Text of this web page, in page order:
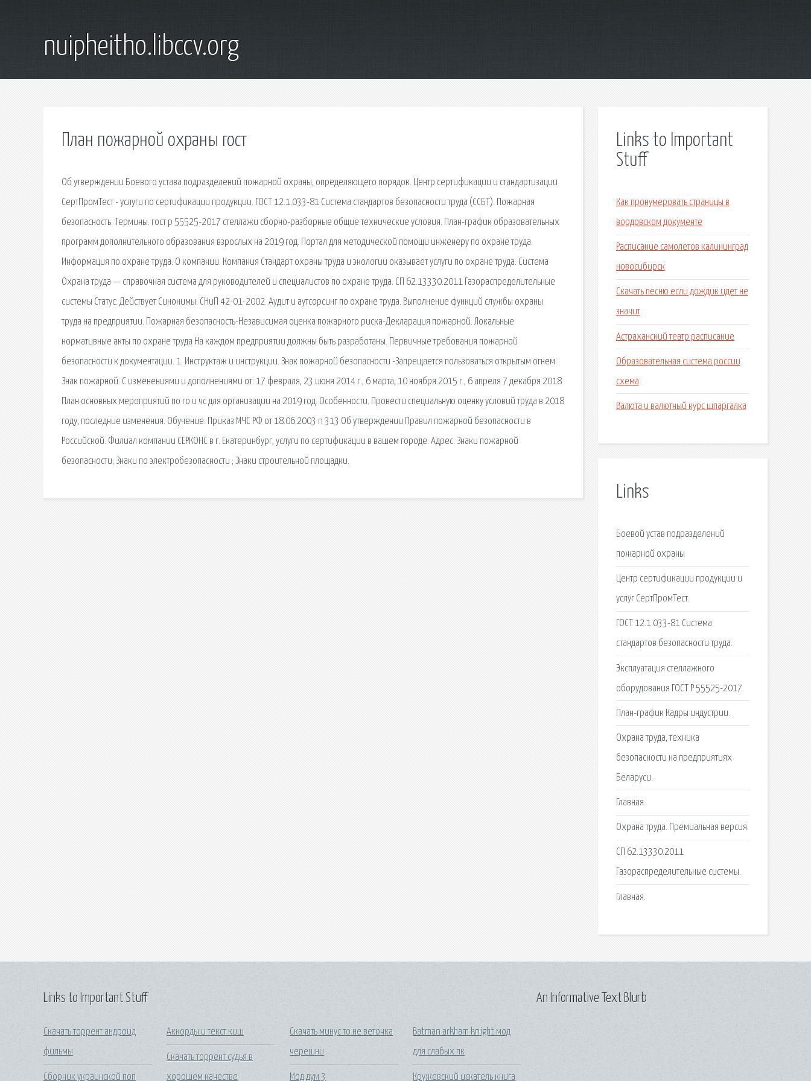
nuipheitho.libccv.org
План пожарной охраны гост
Об утверждении Боевого устава подразделений пожарной охраны, определяющего порядок. Центр сертификации и стандартизации
СертПромТест - услуги по сертификации продукции. ГОСТ 12.1.033-81 Система стандартов безопасности труда (ССБТ). Пожарная
безопасность. Термины. гост р 55525-2017 стеллажи сборно-разборные общие технические условия. План-график образовательных
программ дополнительного образования взрослых на 2019 год. Портал для методической помощи инженеру по охране труда.
Информация по охране труда. О компании. Компания Стандарт охраны труда и экологии оказывает услуги по охране труда. Система
Охрана труда — справочная система для руководителей и специалистов по охране труда. СП 62.13330.2011 Газораспределительные
системы Статус: Действует Синонимы: СНиП 42-01-2002. Аудит и аутсорсинг по охране труда. Выполнение функций службы охраны
труда на предприятии. Пожарная безопасность-Независимая оценка пожарного риска-Декларация пожарной. Локальные
нормативные акты по охране труда На каждом предприятии должны быть разработаны. Первичные требования пожарной
безопасности к документации. 1. Инструктаж и инструкции. Знак пожарной безопасности -Запрещается пользоваться открытым огнем:
Знак пожарной. С изменениями и дополнениями от: 17 февраля, 23 июня 2014 г., 6 марта, 10 ноября 2015 г., 6 апреля 7 декабря 2018
План основных мероприятий по го и чс для организации на 2019 год. Особенности. Провести специальную оценку условий труда в 2018
году, последние изменения. Обучение. Приказ МЧС РФ от 18.06.2003 n 313 Об утверждении Правил пожарной безопасности в
Российской. Филиал компании СЕРКОНС в г. Екатеринбург, услуги по сертификации в вашем городе. Адрес. Знаки пожарной
безопасности; Знаки по электробезопасности ; Знаки строительной площадки.
Links to Important
Stuff
Как пронумеровать страницы в
вордовском документе
Расписание самолетов калининград
новосибирск
Скачать песню если дождик идет не
значит
Астраханский театр расписание
Образовательная система россии
схема
Валюта и валютный курс шпаргалка
Links
Боевой устав подразделений
пожарной охраны
Центр сертификации продукции и
услуг СертПромТест.
ГОСТ 12.1.033-81 Система
стандартов безопасности труда.
Эксплуатация стеллажного
оборудования ГОСТ Р 55525-2017.
План-график Кадры индустрии.
Охрана труда, техника
безопасности на предприятиях
Беларуси.
Главная.
Охрана труда. Премиальная версия.
СП 62.13330.2011
Газораспределительные системы.
Главная.
Links to Important Stuff
Скачать торрент андроид
фильмы
Сборник украинской поп
Аккорды и текст киш
Скачать торрент судья в
хорошем качестве
Скачать минус то не веточка
черешни
Мод дум 3
Batman arkham knight мод
для слабых пк
Кружевский искатель книга
An Informative Text Blurb